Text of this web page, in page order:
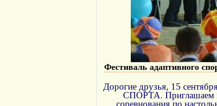
Фестиваль адаптивного
Дорогие друзья, 15
СПОРТА. Приглашаем к
соревнования по